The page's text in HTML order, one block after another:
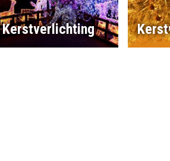
Kerstverlichting